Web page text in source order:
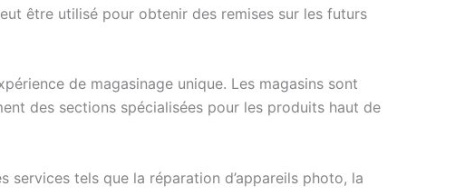
être utilisé pour obtenir des remises sur les futurs
de magasinage unique. Les magasins sont
des sections spécialisées pour les produits haut de
tels que la réparation d’appareils photo, la